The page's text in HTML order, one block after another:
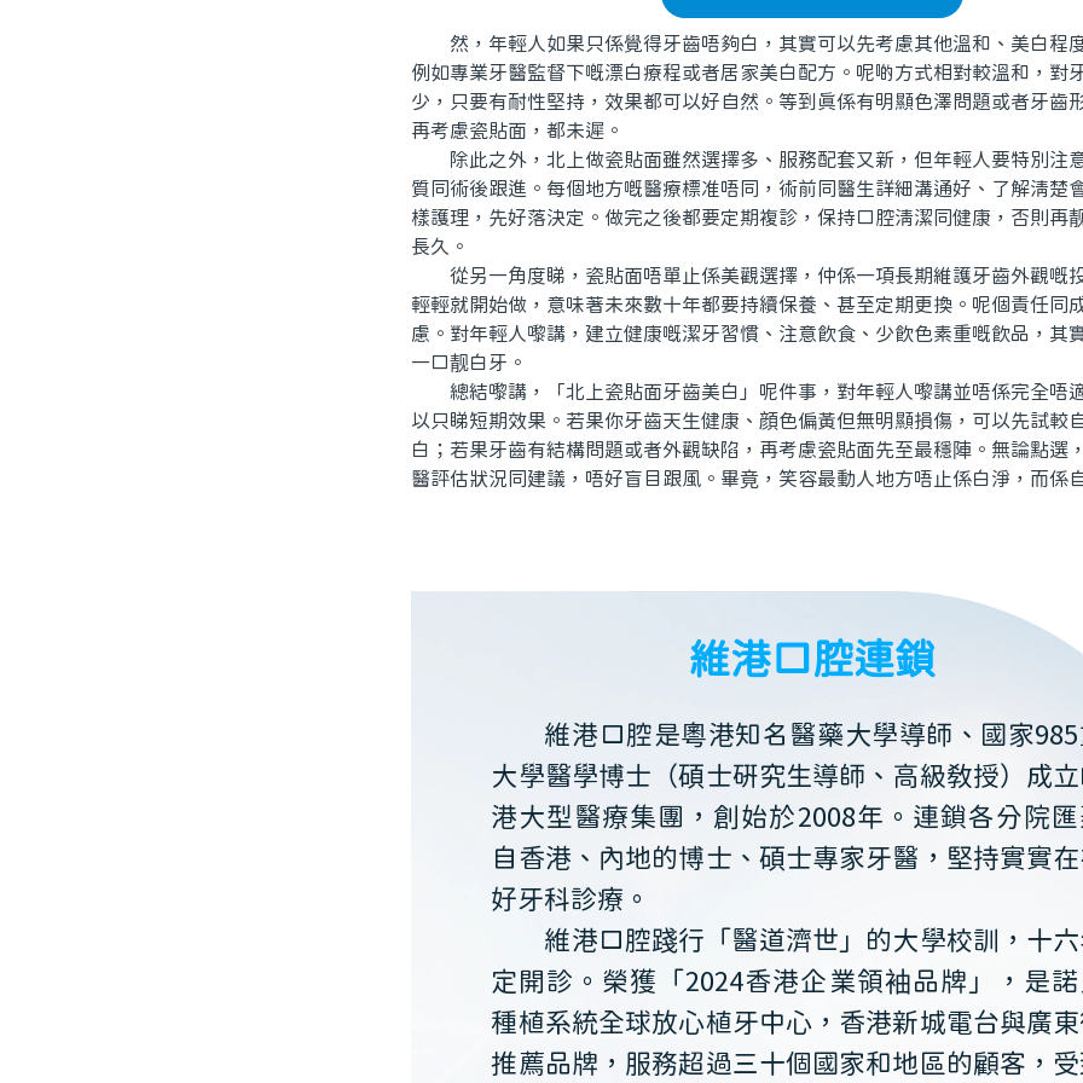
然，年輕人如果只係覺得牙齒唔夠白，其實可以先考慮其他溫和、美白程
例如專業牙醫監督下嘅漂白療程或者居家美白配方。呢啲方式相對較溫和，對
少，只要有耐性堅持，效果都可以好自然。等到真係有明顯色澤問題或者牙齒
再考慮瓷貼面，都未遲。
除此之外，北上做瓷貼面雖然選擇多、服務配套又新，但年輕人要特別注
質同術後跟進。每個地方嘅醫療標准唔同，術前同醫生詳細溝通好、了解清楚
樣護理，先好落決定。做完之後都要定期複診，保持口腔清潔同健康，否則再
長久。
從另一角度睇，瓷貼面唔單止係美觀選擇，仲係一項長期維護牙齒外觀嘅
輕輕就開始做，意味著未來數十年都要持續保養、甚至定期更換。呢個責任同
慮。對年輕人嚟講，建立健康嘅潔牙習慣、注意飲食、少飲色素重嘅飲品，其
一口靓白牙。
總結嚟講，「北上瓷貼面牙齒美白」呢件事，對年輕人嚟講並唔係完全唔
以只睇短期效果。若果你牙齒天生健康、顔色偏黃但無明顯損傷，可以先試較
白；若果牙齒有結構問題或者外觀缺陷，再考慮瓷貼面先至最穩陣。無論點選
醫評估狀況同建議，唔好盲目跟風。畢竟，笑容最動人地方唔止係白淨，而係
維港口腔連鎖
維港口腔是粵港知名醫藥大學導師、國家
大學醫學博士（碩士研究生導師、高級教授）成
港大型醫療集團，創始於2008年。連鎖各分院
自香港、內地的博士、碩士專家牙醫，堅持實實
好牙科診療。
維港口腔踐行「醫道濟世」的大學校訓，十
定開診。榮獲「2024香港企業領袖品牌」，是
種植系統全球放心植牙中心，香港新城電台與廣
推薦品牌，服務超過三十個國家和地區的顧客，